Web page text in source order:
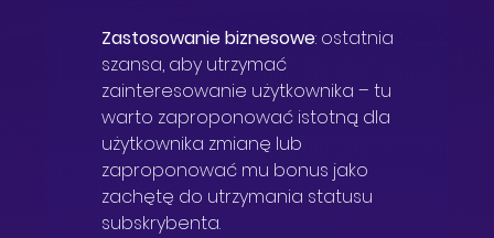
Zastosowanie biznesowe: ostatnia
szansa, aby utrzymać
zainteresowanie użytkownika – tu
warto zaproponować istotną dla
użytkownika zmianę lub
zaproponować mu bonus jako
zachętę do utrzymania statusu
subskrybenta.